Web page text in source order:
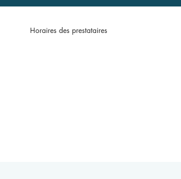
Horaires des prestataires